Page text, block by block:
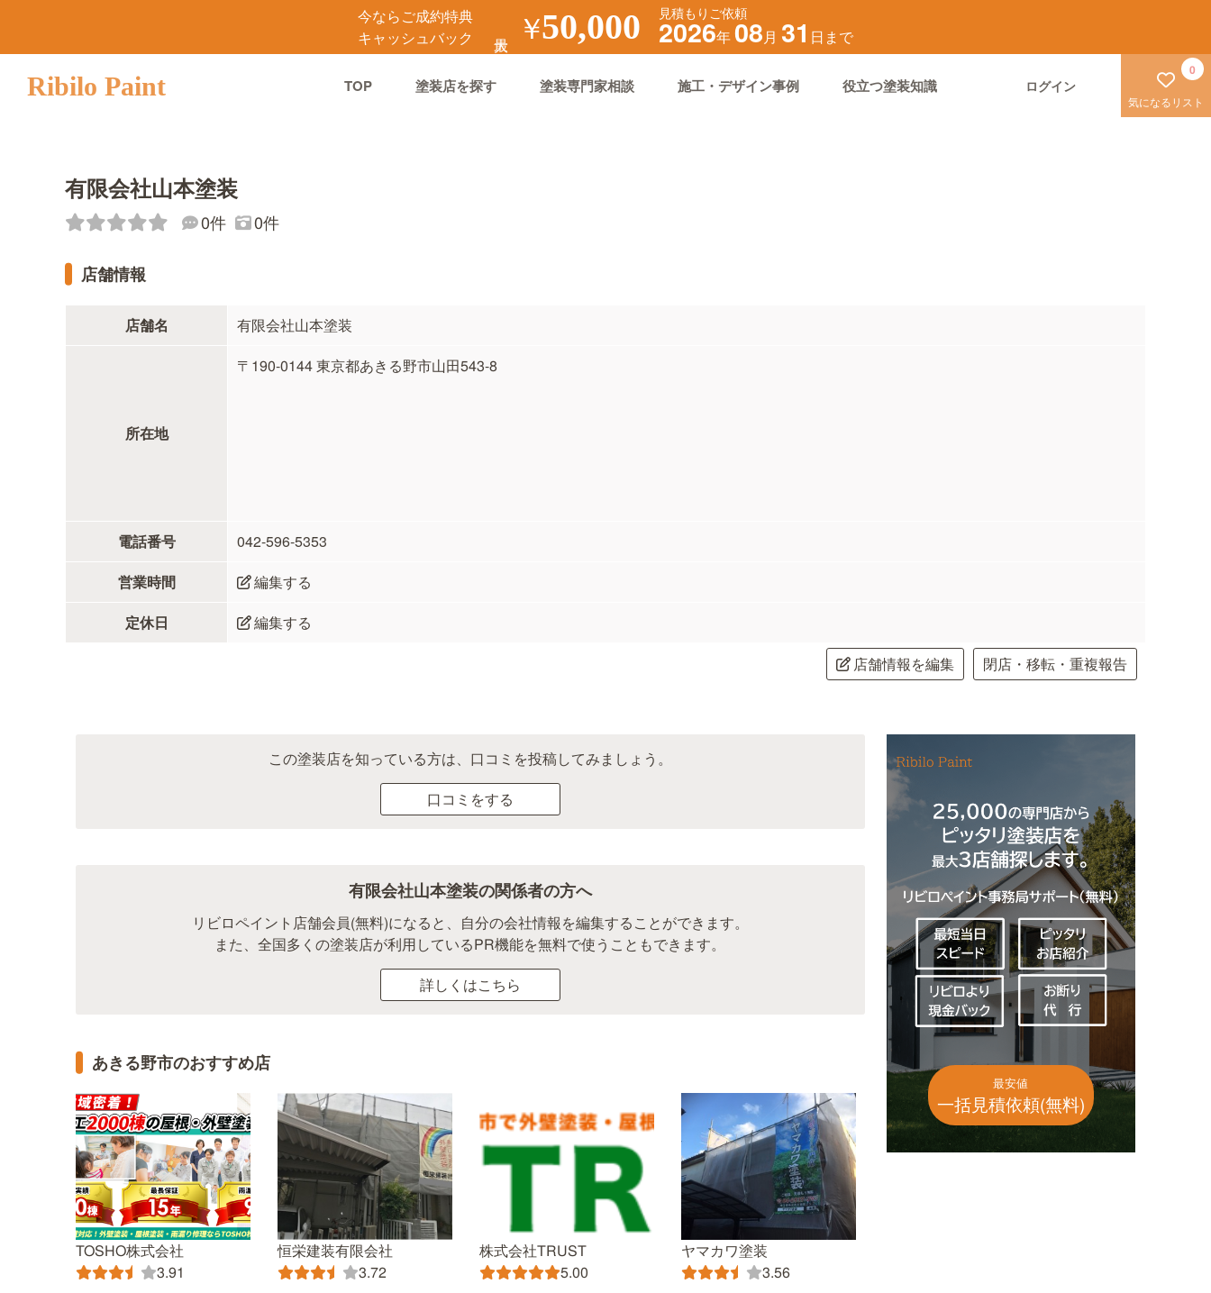
今ならご成約特典
キャッシュバック
￥50,000 見積もりご依頼
2026年08月 31 日まで
Ribilo Paint TOP 塗装店を探す 塗装専門家相談 施工・デザイン事例 役立つ塗装知識 ログイン
気になるリスト
0
有限会社山本塗装
0件 0件
店舗情報
店舗名 有限会社山本塗装
所在地
〒190-0144 東京都あきる野市山田543-8
電話番号
042-596-5353
営業時間
編集する
定休日
編集する
店舗情報を編集
閉店・移転・重複報告
この塗装店を知っている方は、口コミを投稿してみましょう。
口コミをする
有限会社山本塗装の関係者の方へ
リビロペイント店舗会員(無料)になると、自分の会社情報を編集することができます。
また、全国多くの塗装店が利用しているPR機能を無料で使うこともできます。
詳しくはこちら
あきる野市のおすすめ店
TOSHO株式会社
3.91
恒栄建装有限会社
3.72
株式会社TRUST
5.00
ヤマカワ塗装
3.56
最安値
一括見積依頼(無料)